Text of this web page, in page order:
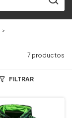
>
7 productos
FILTRAR